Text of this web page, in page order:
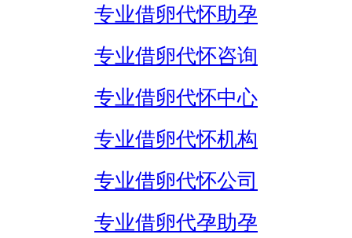
专业借卵代怀助孕
专业借卵代怀咨询
专业借卵代怀中心
专业借卵代怀机构
专业借卵代怀公司
专业借卵代孕助孕